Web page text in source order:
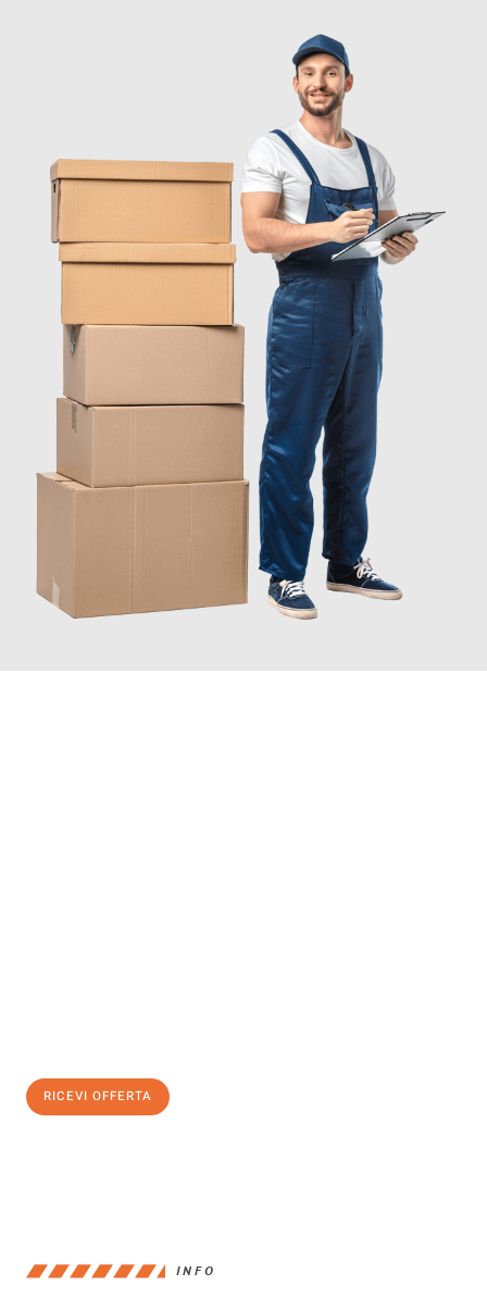
RICEVI OFFERTA
INFO